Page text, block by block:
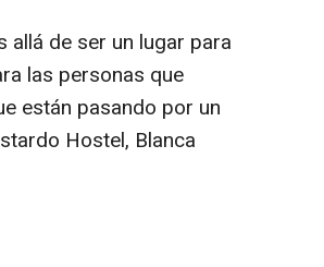
allá de ser un lugar para
las personas que
están pasando por un
Hostel, Blanca